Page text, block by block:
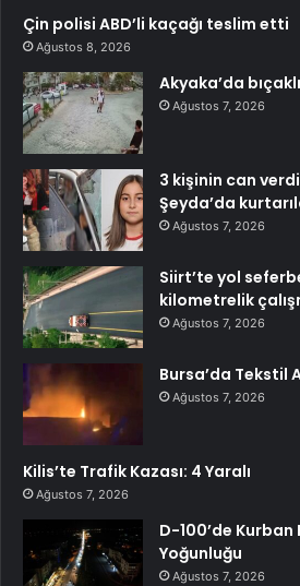
Çin polisi ABD’li kaçağı teslim etti
Ağustos 8, 2026
Akyaka’da
Ağustos 7, 2026
3 kişinin can
Şeyda’da
Ağustos 7, 2026
Siirt’te yol
kilometrelik
Ağustos 7, 2026
Bursa’da Tekstil
Ağustos 7, 2026
Kilis’te Trafik Kazası: 4 Yaralı
Ağustos 7, 2026
D-100’de
Yoğunluğu
Ağustos 7, 2026